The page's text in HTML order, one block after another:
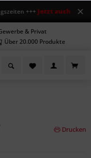
+++Jetzt auch Sa
& Privat
Über 20.000 Produkte
Drucken